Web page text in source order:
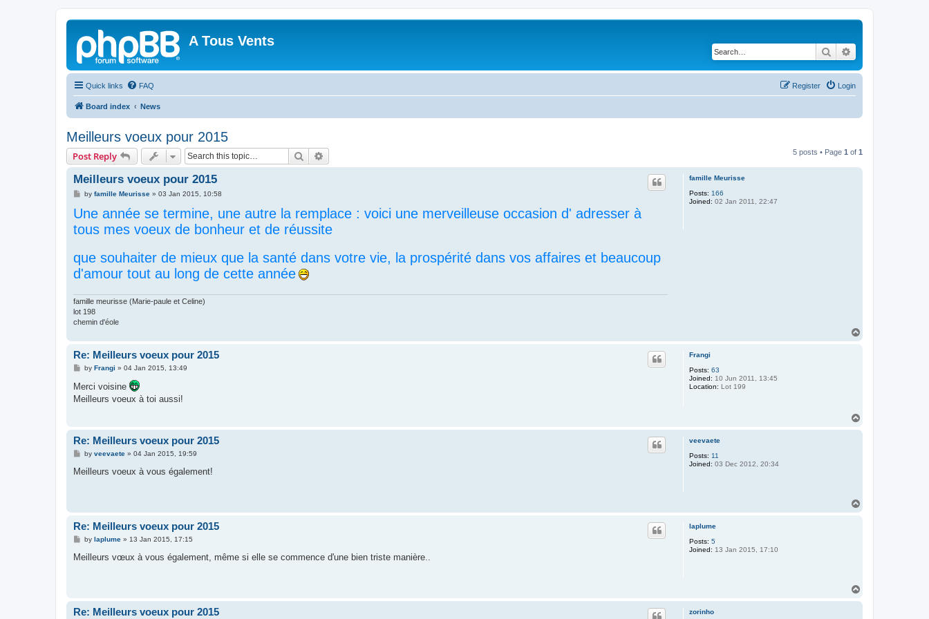
A Tous Vents
Search
Quick links FAQ Login
Register
Board index News
Meilleurs voeux pour 2015
Post Reply Search 5 posts • Page 1 of 1
famille Meurisse
Posts: 166
Joined: 02 Jan 2011, 22:47
Meilleurs voeux pour 2015
P
s
t
by famille Meurisse» 03 Jan 2015, 10:58
Une année se termine, une autre la remplace : voici une merveilleuse occasion d' adresser à
tous mes voeux de bonheur et de réussite
que souhaiter de mieux que la santé dans votre vie, la prospérité dans vos affaires et beaucoup
d'amour tout au long de cette année
famille meurisse (Marie-paule et Celine)
lot 198
chemin d'éole
Frangi
Posts: 63
Joined: 10 Jun 2011, 13:45
Location: Lot 199
Re: Meilleurs voeux pour 2015
P
s
t
by Frangi » 04 Jan 2015, 13:49
Merci voisine
Meilleurs voeux à toi aussi!
veevaete
Posts: 11
Joined: 03 Dec 2012, 20:34
Re: Meilleurs voeux pour 2015
P
s
by veevaete» 04 Jan 2015, 19:59
Meilleurs voeux à vous également!
laplume
Posts: 5
Joined: 13 Jan 2015, 17:10
Re: Meilleurs voeux pour 2015
P
s
by laplume» 13 Jan 2015, 17:15
Meilleurs vœux à vous également, même si elle se commence d'une bien triste manière..
zorinho
Re: Meilleurs voeux pour 2015